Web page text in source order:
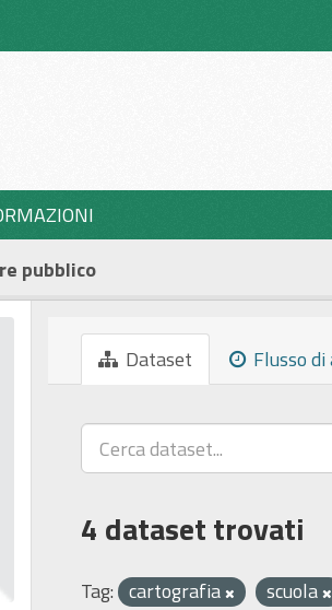
pubblico
Dataset Flusso
4 dataset trovati
Tag: cartografia scuola